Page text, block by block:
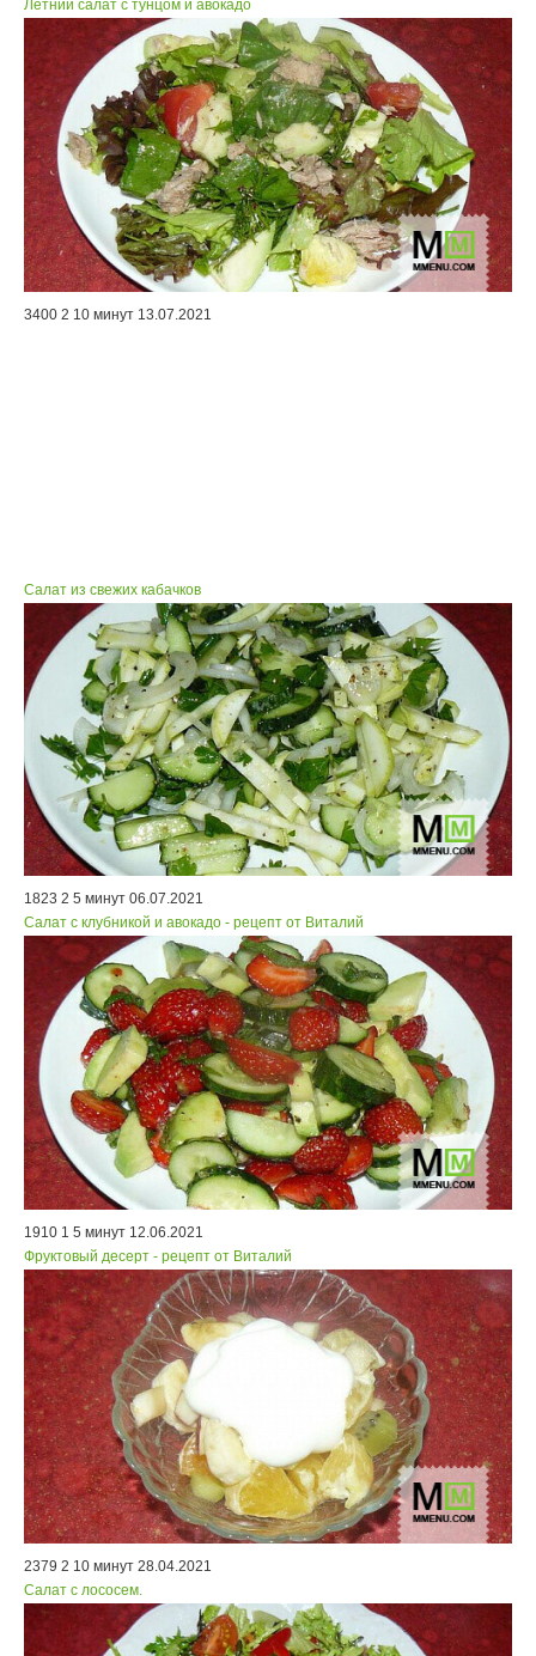
Летний салат с тунцом и авокадо
3400 2 10 минут 13.07.2021
Салат из свежих кабачков
1823 2 5 минут 06.07.2021
Салат с клубникой и авокадо - рецепт от Виталий
1910 1 5 минут 12.06.2021
Фруктовый десерт - рецепт от Виталий
2379 2 10 минут 28.04.2021
Салат с лососем.